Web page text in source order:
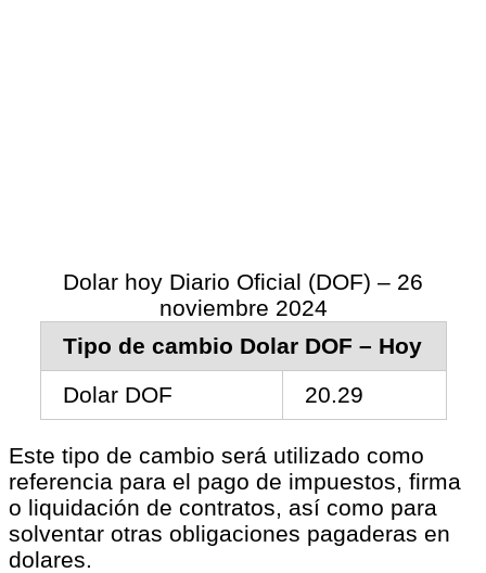
Dolar hoy Diario Oficial (DOF) – 26
noviembre 2024
Tipo de cambio Dolar DOF – Hoy
Dolar DOF
20.29
Este tipo de cambio será utilizado como
referencia para el pago de impuestos, firma
o liquidación de contratos, así como para
solventar otras obligaciones pagaderas en
dolares.